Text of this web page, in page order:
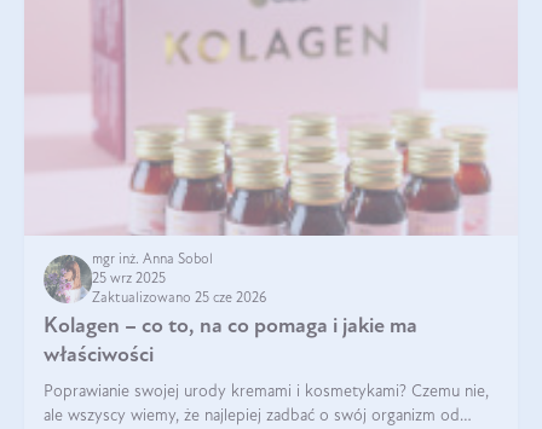
mgr inż. Anna Sobol
25 wrz 2025
Zaktualizowano 25 cze 2026
Kolagen – co to, na co pomaga i jakie ma
właściwości
Poprawianie swojej urody kremami i kosmetykami? Czemu nie,
ale wszyscy wiemy, że najlepiej zadbać o swój organizm od